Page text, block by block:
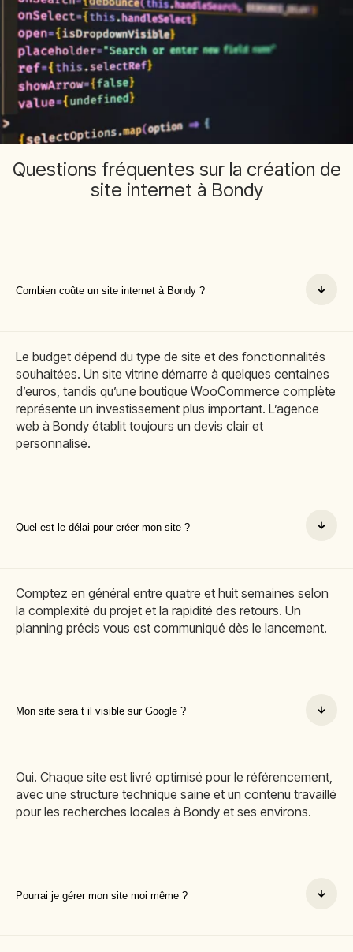
Questions fréquentes sur la création de
site internet à Bondy
Combien coûte un site internet à Bondy ?
Le budget dépend du type de site et des fonctionnalités
souhaitées. Un site vitrine démarre à quelques centaines
d’euros, tandis qu’une boutique WooCommerce complète
représente un investissement plus important. L’agence
web à Bondy établit toujours un devis clair et
personnalisé.
Quel est le délai pour créer mon site ?
Comptez en général entre quatre et huit semaines selon
la complexité du projet et la rapidité des retours. Un
planning précis vous est communiqué dès le lancement.
Mon site sera t il visible sur Google ?
Oui. Chaque site est livré optimisé pour le référencement,
avec une structure technique saine et un contenu travaillé
pour les recherches locales à Bondy et ses environs.
Pourrai je gérer mon site moi même ?